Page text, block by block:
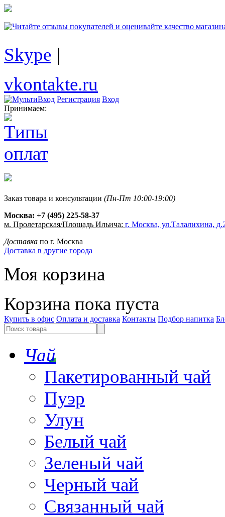
Skype |
vkontakte.ru
Регистрация Вход
Принимаем:
Заказ товара и консультации (Пн-Пт 10:00-19:00)
Москва: +7 (495) 225-58-37
м. Пролетарская/Площадь Ильича: г. Москва, ул.Талалихина,
Доставка по г. Москва
Доставка в другие города
Моя корзина
Корзина пока пуста
Купить в офис Оплата и доставка Контакты Подбор напитка
Чай
Пакетированный чай
Пуэр
Улун
Белый чай
Зеленый чай
Черный чай
Связанный чай